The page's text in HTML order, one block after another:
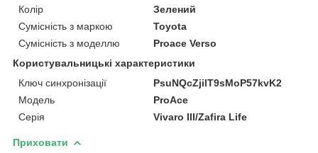
Колір
Зелений
Сумісність з маркою
Toyota
Сумісність з моделлю
Proace Verso
Користувальницькі характеристики
Ключ синхронізації
PsuNQcZjilT9sMoP57kvK2
Мoдель
ProAce
Серія
Vivaro III/Zafira Life
Приховати